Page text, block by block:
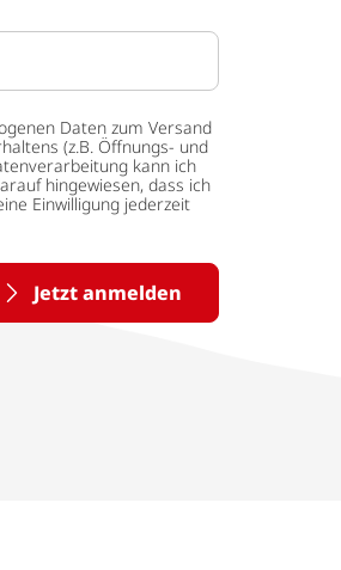
Daten zum Versand
(z.B. Öffnungs- und
kann ich
hingewiesen, dass ich
Einwilligung jederzeit
Jetzt anmelden